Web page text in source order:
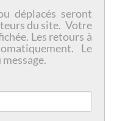
déplacés seront
du site. Votre
Les retours à
Le